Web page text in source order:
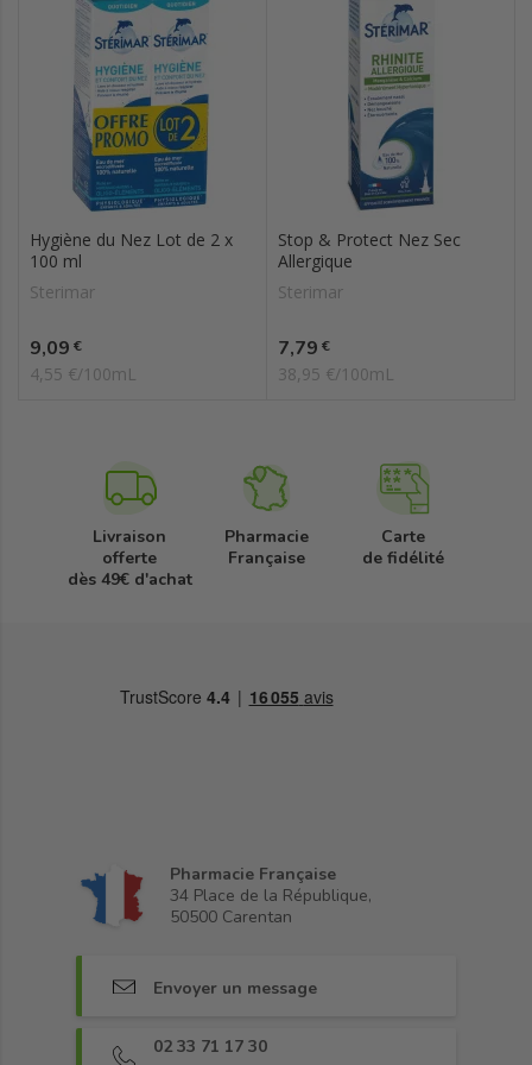
Hygiène du Nez Lot de 2 x
100 ml
Sterimar
Prix
9,09 €
4,55 €/100mL
Stop & Protect Nez Sec
Allergique
Sterimar
Prix
7,79 €
38,95 €/100mL
Livraison
offerte
dès 49€ d'achat
Pharmacie
Française
Carte
de fidélité
Pharmacie Française
34 Place de la République,
50500 Carentan
Envoyer un message
02 33 71 17 30